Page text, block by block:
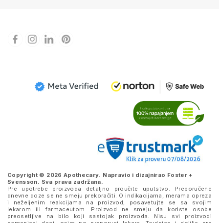
Copyright © 2026 Apothecary. Napravio i dizajnirao Foster +
Svensson. Sva prava zadržana.
Pre upotrebe proizvoda detaljno proučite uputstvo. Preporučene
dnevne doze se ne smeju prekoračiti. O indikacijama, merama opreza
i neželjenim reakcijama na proizvod, posavetujte se sa svojim
lekarom ili farmaceutom. Proizvod ne smeju da koriste osobe
preosetljive na bilo koji sastojak proizvoda. Nisu svi proizvodi